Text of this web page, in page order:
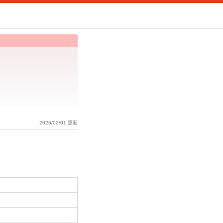
2026/02/01 更新